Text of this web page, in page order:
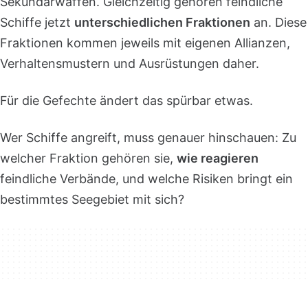
Schiffe jetzt unterschiedlichen Fraktionen an. Diese
Fraktionen kommen jeweils mit eigenen Allianzen,
Verhaltensmustern und Ausrüstungen daher.
Für die Gefechte ändert das spürbar etwas.
Wer Schiffe angreift, muss genauer hinschauen: Zu
welcher Fraktion gehören sie, wie reagieren
feindliche Verbände, und welche Risiken bringt ein
bestimmtes Seegebiet mit sich?